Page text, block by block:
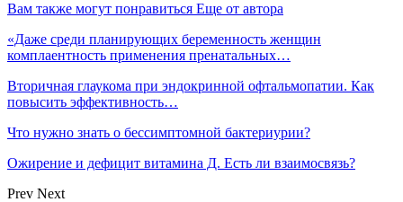
Вам также могут понравиться Еще от автора
«Даже среди планирующих беременность женщин
комплаентность применения пренатальных…
Вторичная глаукома при эндокринной офтальмопатии. Как
повысить эффективность…
Что нужно знать о бессимптомной бактериурии?
Ожирение и дефицит витамина Д. Есть ли взаимосвязь?
Prev Next